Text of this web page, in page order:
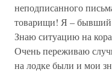
неподписанного
товарищи! Я – бывший
Знаю ситуацию на
Очень переживаю
на лодке были и мои